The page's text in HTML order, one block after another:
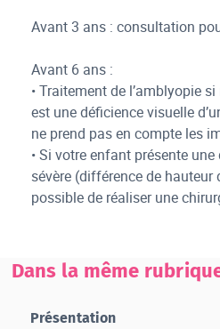
Avant 3 ans : consultation
Avant 6 ans :
• Traitement de l’amblyopie
est une déficience visuelle
ne prend pas en compte les
• Si votre enfant présente
sévère (différence de hauteur
possible de réaliser une
Dans la même
Présentation